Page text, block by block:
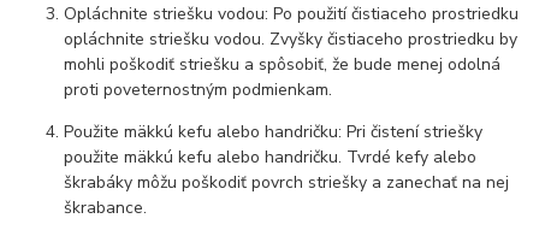
Opláchnite striešku vodou: Po použití čistiaceho prostriedku
opláchnite striešku vodou. Zvyšky čistiaceho prostriedku by
mohli poškodiť striešku a spôsobiť, že bude menej odolná
proti poveternostným podmienkam.
Použite mäkkú kefu alebo handričku: Pri čistení striešky
použite mäkkú kefu alebo handričku. Tvrdé kefy alebo
škrabáky môžu poškodiť povrch striešky a zanechať na nej
škrabance.